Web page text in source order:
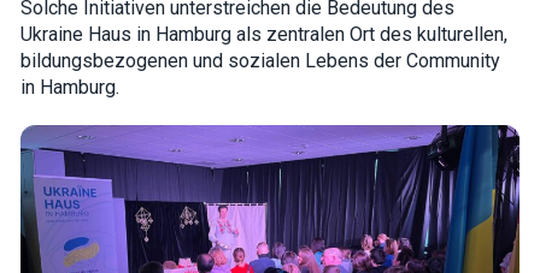
Solche Initiativen unterstreichen die Bedeutung des
Ukraine Haus in Hamburg als zentralen Ort des kulturellen,
bildungsbezogenen und sozialen Lebens der Community
in Hamburg.